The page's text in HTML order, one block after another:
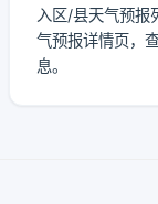
入区/县天气预报
气预报详情页，
息。